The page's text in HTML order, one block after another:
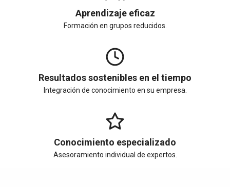
Aprendizaje eficaz
Formación en grupos reducidos.
Resultados sostenibles en el tiempo
Integración de conocimiento en su empresa.
Conocimiento especializado
Asesoramiento individual de expertos.